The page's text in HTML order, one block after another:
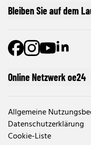
Online Netzwerk oe24
Allgemeine
Datenschutzerklärung
Cookie-Liste
Bleiben Sie auf dem